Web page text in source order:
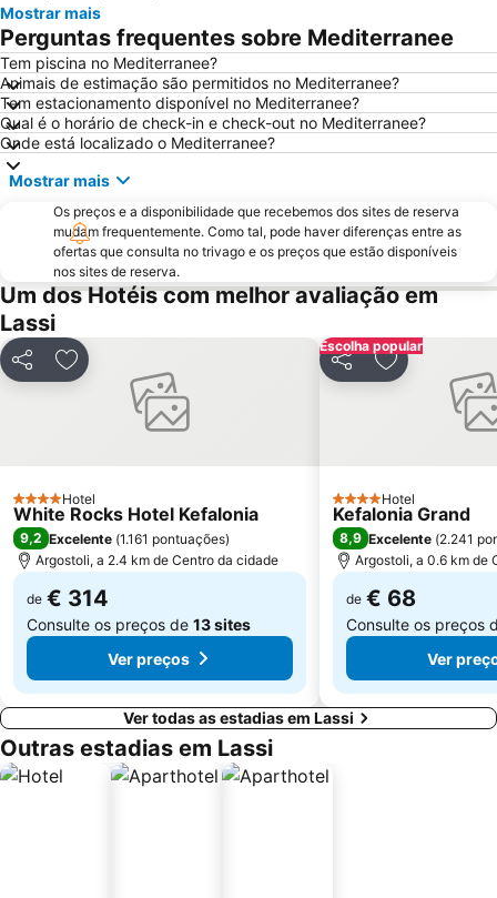
Mostrar mais
Perguntas frequentes sobre Mediterranee
Tem piscina no Mediterranee?
Animais de estimação são permitidos no Mediterranee?
Tem estacionamento disponível no Mediterranee?
Qual é o horário de check-in e check-out no Mediterranee?
Onde está localizado o Mediterranee?
Mostrar mais
Os preços e a disponibilidade que recebemos dos sites de reserva
mudam frequentemente. Como tal, pode haver diferenças entre as
ofertas que consulta no trivago e os preços que estão disponíveis
nos sites de reserva.
Um dos Hotéis com melhor avaliação em
Lassi
PartilharAdicionar aos favoritos
4 Estrelas
Hotel
White Rocks Hotel Kefalonia
9,2 Excelente (1.161 pontuações)
Argostoli, a 2.4 km de Centro da cidade
de € 314
Consulte os preços de 13 sites
Ver preços
Escolha popular
PartilharAdicionar
4 Estrelas
Hotel
Kefalonia Grand
8,9 Excelente (2.241
Argostoli, a 0.6 km de
de € 68
Consulte os preços
Ver
Ver todas as estadias em Lassi
Outras estadias em Lassi